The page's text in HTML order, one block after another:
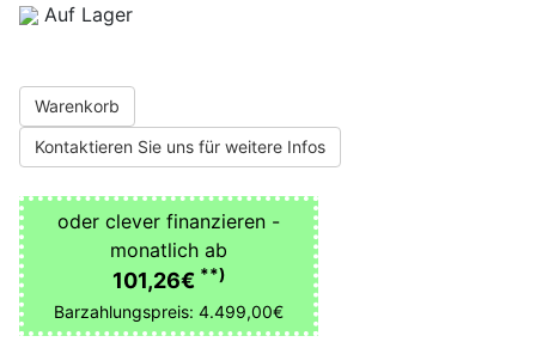
Auf Lager
Warenkorb
Kontaktieren Sie uns für weitere Infos
oder clever finanzieren -
monatlich ab
101,26€ **)
Barzahlungspreis: 4.499,00€